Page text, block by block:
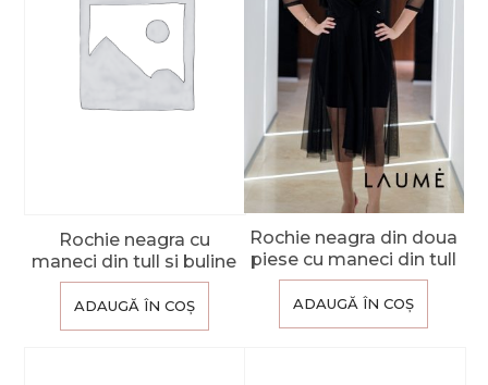
Rochie neagra cu
maneci din tull si buline
ADAUGĂ ÎN COȘ
Rochie neagra din doua
piese cu maneci din tull
ADAUGĂ ÎN COȘ